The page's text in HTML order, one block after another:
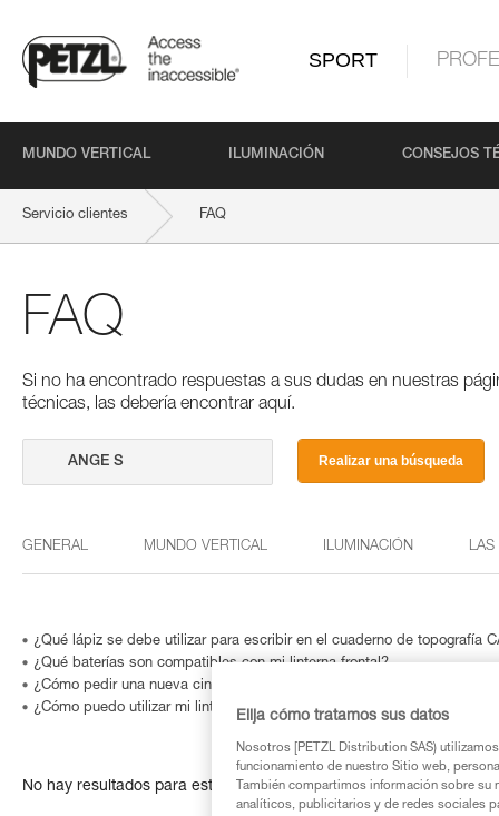
SPORT
MUNDO VERTICAL ILUMINACIÓN CONSEJOS
Servicio clientes FAQ
FAQ
Si no ha encontrado respuestas a sus dudas en nuestras
técnicas, las debería encontrar aquí.
Realizar una búsqueda
GENERAL MUNDO VERTICAL ILUMINACIÓN LAS
¿Qué lápiz se debe utilizar para escribir en el cuaderno de topografía
¿Qué baterías son compatibles con mi linterna frontal?
¿Cómo pedir una nueva cinta?
¿Cómo puedo utilizar mi linterna con niebla?
No hay resultados para esta búsqueda
Elija cómo tratamos sus datos
Nosotros [PETZL Distribution SAS)
funcionamiento de nuestro Sitio web,
También compartimos información sobre
analíticos, publicitarios y de redes sociales